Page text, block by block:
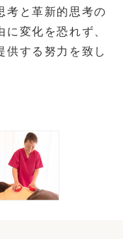
考と革新的思考の
に変化を恐れず、
供する努力を致し